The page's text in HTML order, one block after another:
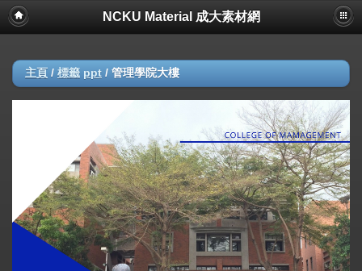
NCKU Material 成大素材網
主頁 / 標籤 ppt / 管理學院大樓